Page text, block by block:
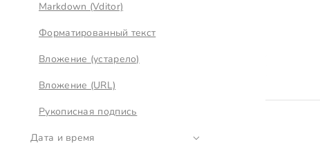
Markdown (Vditor)
Форматированный текст
Вложение (устарело)
Вложение (URL)
Рукописная подпись
Дата и время